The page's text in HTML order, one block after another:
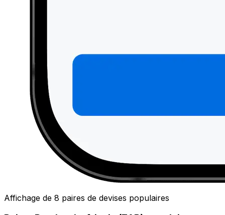
Affichage de 8 paires de devises populaires